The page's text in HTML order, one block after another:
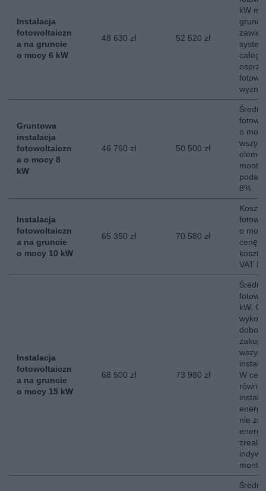
Instalacja
fotowoltaiczn
a na gruncie
o mocy 6 kW
48 630 zł 52 520 zł
kW
Gruntowa
instalacja
fotowoltaiczn
a o mocy 8
kW
46 760 zł 50 500 zł
Średni
o
8%.
Instalacja
fotowoltaiczn
a na gruncie
o mocy 10 kW
65 350 zł 70 580 zł
Koszt
o
cenę
koszt
VAT
Instalacja
fotowoltaiczn
a na gruncie
o mocy 15 kW
68 500 zł 73 980 zł
Średni
kW.
W
nie
Średni